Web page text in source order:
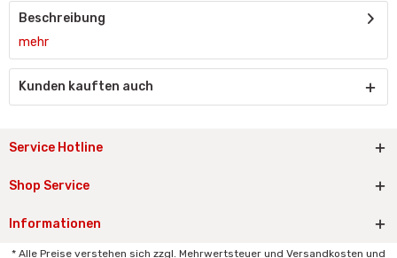
Beschreibung
mehr
Kunden kauften auch
Service Hotline
Shop Service
Informationen
* Alle Preise verstehen sich zzgl. Mehrwertsteuer und Versandkosten und